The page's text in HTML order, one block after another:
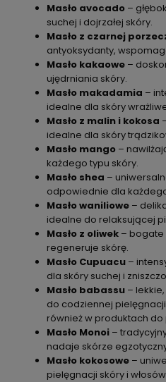
Masło avocado –
suchej i dojrzałej skóry.
Masło z czarnej
antyoksydanty,
Masło kakaowe –
ujędrniania skóry.
Masło makadamia –
idealne dla skóry
Masło z malin i kokosa
idealne dla skóry
Masło mango –
każdego typu skóry.
Masło shea –
odpowiednie dla
Masło waniliowe –
idealne do relaksującej
Masło z oliwek – bogate
regeneruje skórę.
Masło Cupuacu –
dla skóry suchej i
Masło babassu –
do codziennej
również w produktach do
Masło Monoi –
nadaje skórze
Masło kokosowe –
pielęgnacji skóry i